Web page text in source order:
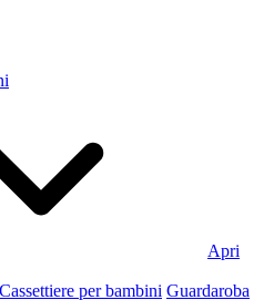
Apri
Cassettiere per bambini Guardaroba